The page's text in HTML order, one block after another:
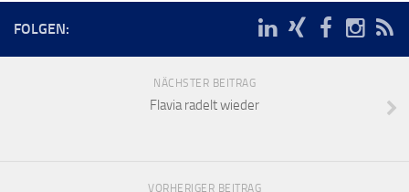
FOLGEN:
NÄCHSTER BEITRAG
Flavia radelt wieder
VORHERIGER BEITRAG